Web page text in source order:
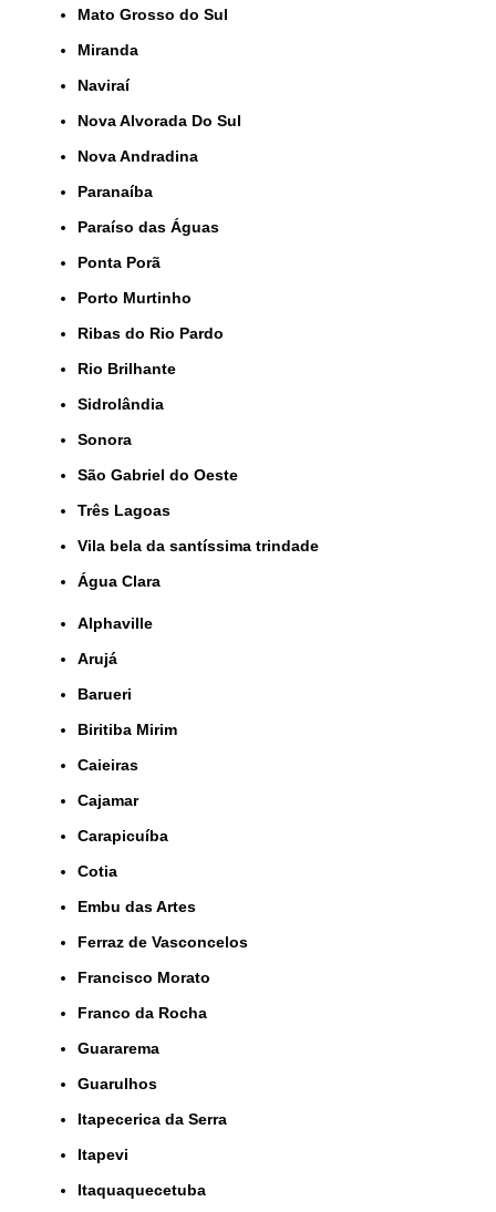
Mato Grosso do Sul
Miranda
Naviraí
Nova Alvorada Do Sul
Nova Andradina
Paranaíba
Paraíso das Águas
Ponta Porã
Porto Murtinho
Ribas do Rio Pardo
Rio Brilhante
Sidrolândia
Sonora
São Gabriel do Oeste
Três Lagoas
Vila bela da santíssima trindade
Água Clara
Alphaville
Arujá
Barueri
Biritiba Mirim
Caieiras
Cajamar
Carapicuíba
Cotia
Embu das Artes
Ferraz de Vasconcelos
Francisco Morato
Franco da Rocha
Guararema
Guarulhos
Itapecerica da Serra
Itapevi
Itaquaquecetuba